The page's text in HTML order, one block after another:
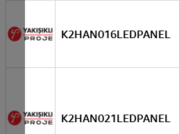
K2HAN016LEDPANEL
K2HAN021LEDPANEL